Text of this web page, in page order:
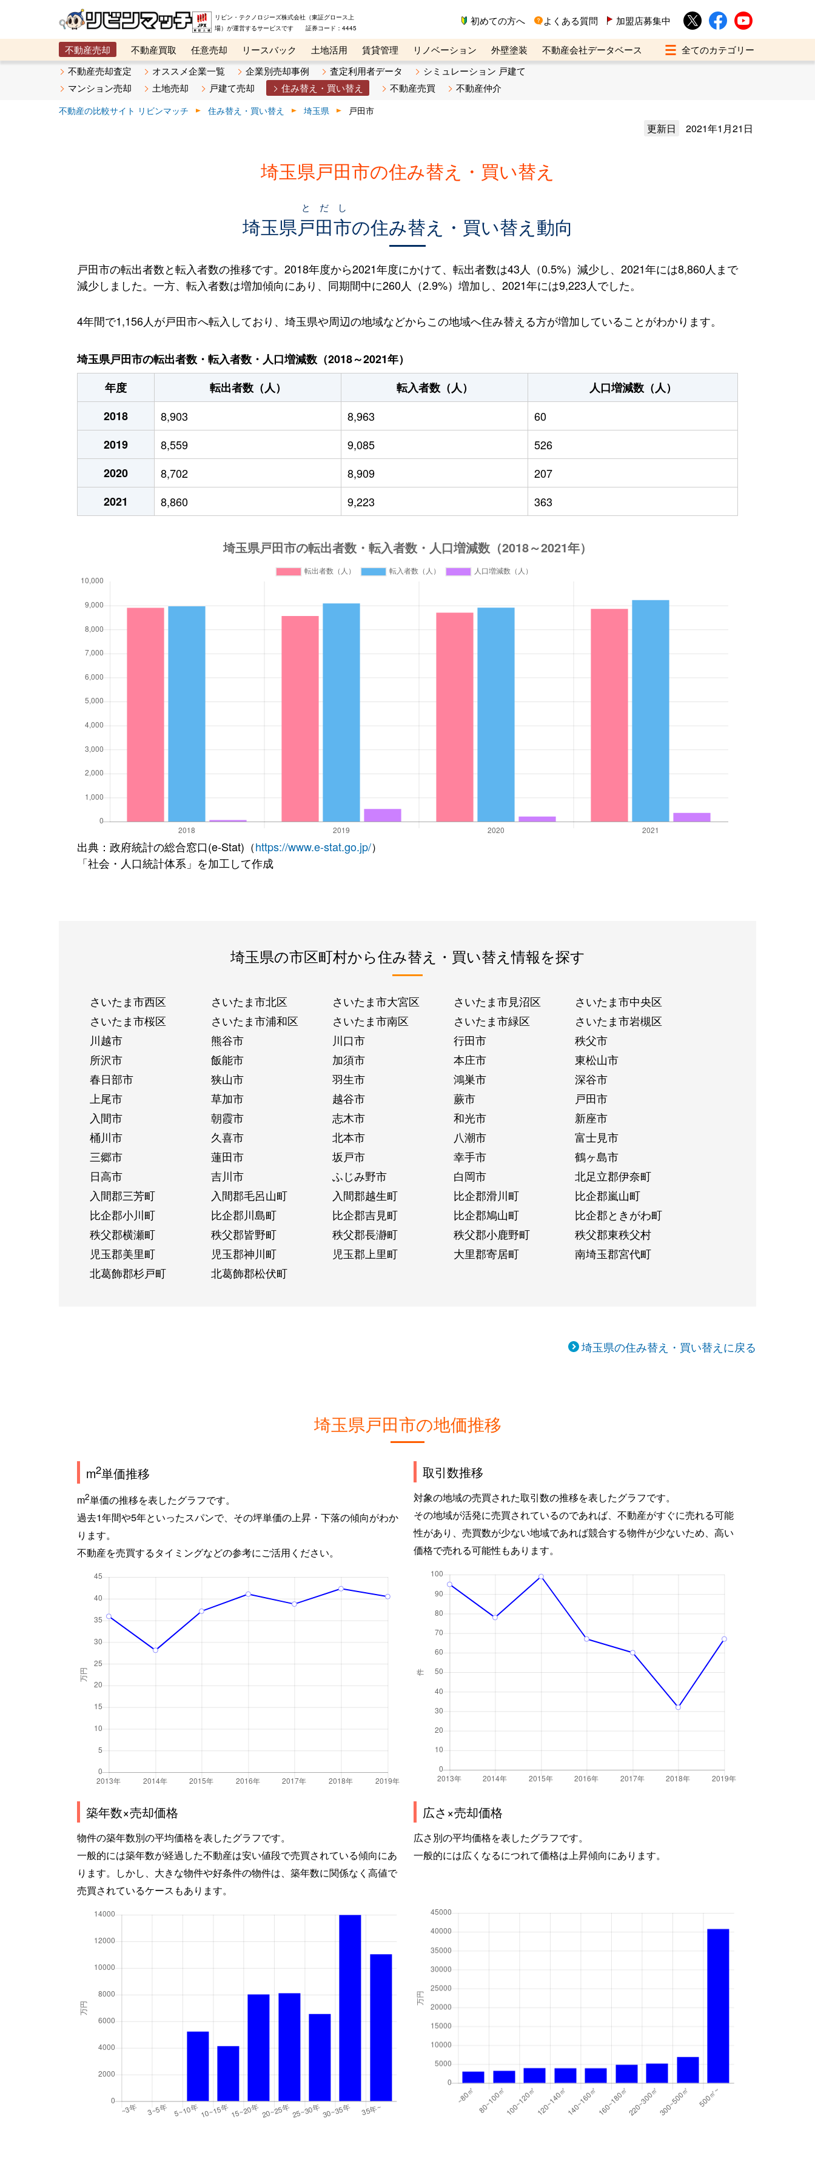
リビン・テクノロジーズ株式会社（東証グロース上
場）が運営するサービスです 証券コード：4445
初めての方へ よくある質問 加盟店募集中
不動産売却 不動産買取 任意売却 リースバック 土地活用 賃貸管理 リノベーション 外壁塗装
不動産会社データベース
メタ住宅展示場
ベスト不動産カンパニー オンライン講座 リビンマガジンBiz 不動産売却ご相談デスク
不動産売却査定 オススメ企業一覧 企業別売却事例 査定利用者データ
シミュレーション 戸建て
マンション売却
土地売却 戸建て売却 住み替え・買い替え 不動産売買 不動産仲介
不動産の比較サイト リビンマッチ 住み替え・買い替え 埼玉県 戸田市
更新日 2021年1月21日
埼玉県戸田市の住み替え・買い替え
埼玉県戸田市
とだし
の住み替え・買い替え動向
戸田市の転出者数と転入者数の推移です。2018年度から2021年度にかけて、転出者数は43人（0.5%）減少し、2021年には8,860人まで
減少しました。一方、転入者数は増加傾向にあり、同期間中に260人（2.9%）増加し、2021年には9,223人でした。
4年間で1,156人が戸田市へ転入しており、埼玉県や周辺の地域などからこの地域へ住み替える方が増加していることがわかります。
埼玉県戸田市の転出者数・転入者数・人口増減数（2018～2021年）
年度
転出者数（人） 転入者数（人）
人口増減数（人）
2018
8,903 8,963
60
2019
8,559 9,085
526
2020
8,702 8,909
207
2021
8,860 9,223 363
出典：政府統計の総合窓口(e-Stat)（https://www.e-stat.go.jp/）
「社会・人口統計体系」を加工して作成
埼玉県の市区町村から住み替え・買い替え情報を探す
さいたま市西区 さいたま市北区 さいたま市大宮区 さいたま市見沼区
さいたま市中央区
さいたま市桜区
さいたま市浦和区 さいたま市南区 さいたま市緑区
さいたま市岩槻区
川越市
熊谷市 川口市 行田市
秩父市
所沢市
飯能市 加須市 本庄市
東松山市
春日部市
狭山市 羽生市 鴻巣市
深谷市
上尾市
草加市 越谷市 蕨市
戸田市
入間市
朝霞市 志木市 和光市
新座市
桶川市
久喜市 北本市 八潮市
富士見市
三郷市
蓮田市 坂戸市 幸手市
鶴ヶ島市
日高市
吉川市 ふじみ野市 白岡市
北足立郡伊奈町
入間郡三芳町
入間郡毛呂山町 入間郡越生町 比企郡滑川町
比企郡嵐山町
比企郡小川町
比企郡川島町 比企郡吉見町 比企郡鳩山町
比企郡ときがわ町
秩父郡横瀬町
秩父郡皆野町 秩父郡長瀞町 秩父郡小鹿野町
秩父郡東秩父村
児玉郡美里町
児玉郡神川町 児玉郡上里町 大里郡寄居町
南埼玉郡宮代町
北葛飾郡杉戸町
北葛飾郡松伏町
埼玉県の住み替え・買い替えに戻る
埼玉県戸田市の地価推移
m2単価推移
m2単価の推移を表したグラフです。
過去1年間や5年といったスパンで、その坪単価の上昇・下落の傾向がわか
ります。
不動産を売買するタイミングなどの参考にご活用ください。
取引数推移
対象の地域の売買された取引数の推移を表したグラフです。
その地域が活発に売買されているのであれば、不動産がすぐに売れる可能
性があり、売買数が少ない地域であれば競合する物件が少ないため、高い
価格で売れる可能性もあります。
築年数×売却価格
物件の築年数別の平均価格を表したグラフです。
一般的には築年数が経過した不動産は安い値段で売買されている傾向にあ
ります。しかし、大きな物件や好条件の物件は、築年数に関係なく高値で
売買されているケースもあります。
広さ×売却価格
広さ別の平均価格を表したグラフです。
一般的には広くなるにつれて価格は上昇傾向にあります。